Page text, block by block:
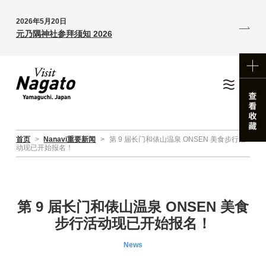
2026年5月20日
元乃隅神社参拜须知 2026
首页 > Nanavi重要新闻 > 第 9 届长门和俵山温泉 ONSEN 美食步行活
动现已开始报名！
第 9 届长门和俵山温泉 ONSEN 美食
步行活动现已开始报名！
News